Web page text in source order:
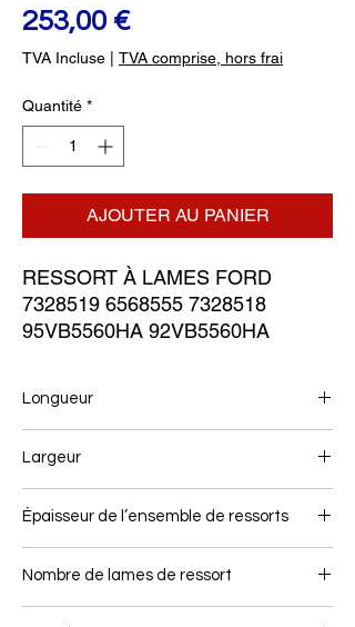
253,00 €Prix
TVA Incluse TVA comprise, hors frai
Quantité *
AJOUTER AU PANIER
RESSORT À LAMES FORD
7328519 6568555 7328518
95VB5560HA 92VB5560HA
Longueur
Largeur
Épaisseur de l’ensemble de ressorts
Nombre de lames de ressort